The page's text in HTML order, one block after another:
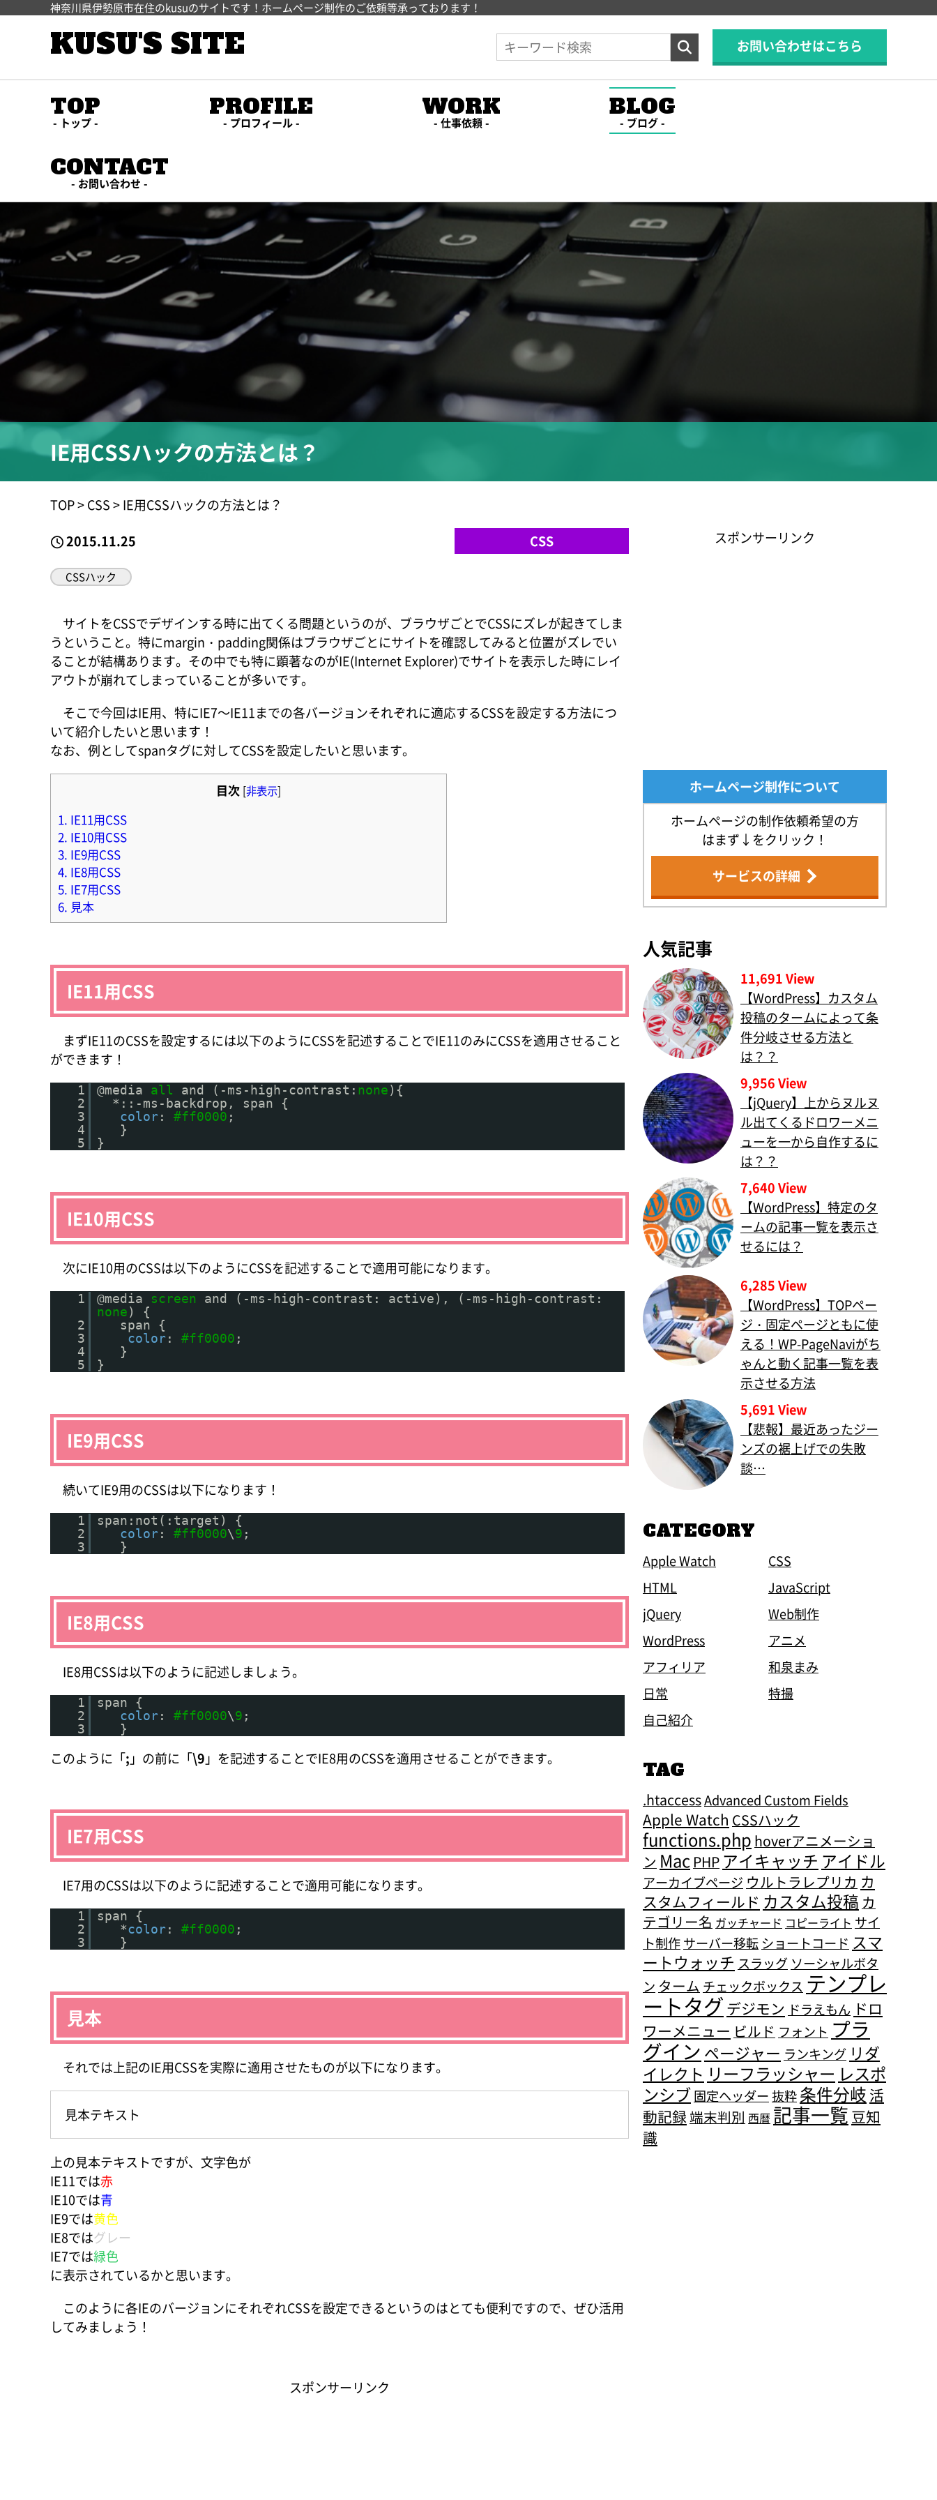
神奈川県伊勢原市在住のkusuのサイトです！ホームページ制作のご依頼等承っております！
KUSU'S SITE お問い合わせはこちら
TOP
トップ
PROFILE
プロフィール
WORK
仕事依頼
BLOG
ブログ
CONTACT
お問い合わせ
IE用CSSハックの方法とは？
TOP>CSS>IE用CSSハックの方法とは？
2015.11.25
CSS
CSSハック
サイトをCSSでデザインする時に出てくる問題というのが、ブラウザごとでCSSにズレが起きてしま
うということ。特にmargin・padding関係はブラウザごとにサイトを確認してみると位置がズレでい
ることが結構あります。その中でも特に顕著なのがIE(Internet Explorer)でサイトを表示した時にレイ
アウトが崩れてしまっていることが多いです。
そこで今回はIE用、特にIE7～IE11までの各バージョンそれぞれに適応するCSSを設定する方法につ
いて紹介したいと思います！
なお、例としてspanタグに対してCSSを設定したいと思います。
目次 [非表示]
1. IE11用CSS
2. IE10用CSS
3. IE9用CSS
4. IE8用CSS
5. IE7用CSS
6. 見本
IE11用CSS
まずIE11のCSSを設定するには以下のようにCSSを記述することでIE11のみにCSSを適用させること
ができます！
1 @media all and (-ms-high-contrast: none){
2
*::-ms-backdrop, span {
3
color: #ff0000 ;
4
}
5
}
IE10用CSS
次にIE10用のCSSは以下のようにCSSを記述することで適用可能になります。
1 @media screen
and (-ms-high-contrast: active), (-ms-high-contrast:
none) {
2
span {
3
color: #ff0000 ;
4
}
5
}
IE9用CSS
続いてIE9用のCSSは以下になります！
1
span:not(:target) {
2
color: #ff0000\9 ;
3
}
IE8用CSS
IE8用CSSは以下のように記述しましょう。
1
span {
2
color: #ff0000\9 ;
3
}
このように「; 」の前に「\9 」を記述することでIE8用のCSSを適用させることができます。
IE7用CSS
IE7用のCSSは以下のように記述することで適用可能になります。
1
span {
2
*color: #ff0000 ;
3
}
見本
それでは上記のIE用CSSを実際に適用させたものが以下になります。
見本テキスト
上の見本テキストですが、文字色が
IE11では赤
IE10では青
IE9では黄色
IE8ではグレー
IE7では緑色
に表示されているかと思います。
このように各IEのバージョンにそれぞれCSSを設定できるというのはとても便利ですので、ぜひ活用
してみましょう！
スポンサーリンク
スポンサーリンク
ホームページ制作について
ホームページの制作依頼希望の方
はまず↓をクリック！
サービスの詳細
人気記事
11,691 View
【WordPress】カスタム
投稿のタームによって条
件分岐させる方法と
は？？
9,956 View
【jQuery】上からヌルヌ
ル出てくるドロワーメニ
ューを一から自作するに
は？？
7,640 View
【WordPress】特定のタ
ームの記事一覧を表示さ
せるには？
6,285 View
【WordPress】TOPペー
ジ・固定ページともに使
える！WP-PageNaviがち
ゃんと動く記事一覧を表
示させる方法
5,691 View
【悲報】最近あったジー
ンズの裾上げでの失敗
談…
CATEGORY
Apple Watch
CSS
HTML
JavaScript
jQuery
Web制作
WordPress
アニメ
アフィリア
和泉まみ
日常
特撮
自己紹介
TAG
.htaccessAdvanced Custom Fields
Apple Watch CSSハック
functions.php hoverアニメーショ
ン Mac PHP アイキャッチ アイドル
アーカイブページ ウルトラレプリカ カ
スタムフィールド カスタム投稿 カ
テゴリー名 ガッチャード コピーライト サイ
ト制作サーバー移転 ショートコード スマ
ートウォッチ スラッグ ソーシャルボタ
ン ターム チェックボックス テンプレ
ートタグ デジモン ドラえもん ドロ
ワーメニュー ビルド フォント プラ
グイン ページャー ランキング リダ
イレクト リーフラッシャー レスポ
ンシブ固定ヘッダー抜粋条件分岐 活
動記録端末判別 西暦 記事一覧 豆知
識